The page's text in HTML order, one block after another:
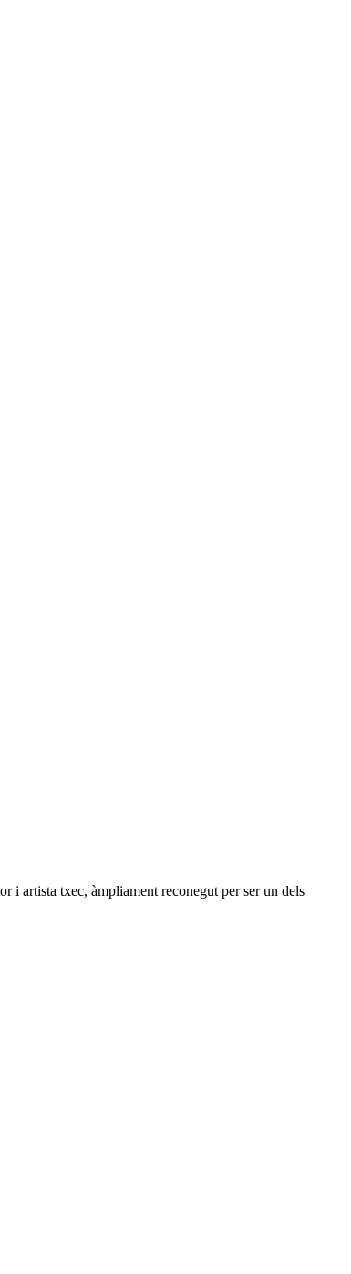
i artista txec, àmpliament reconegut per ser un dels